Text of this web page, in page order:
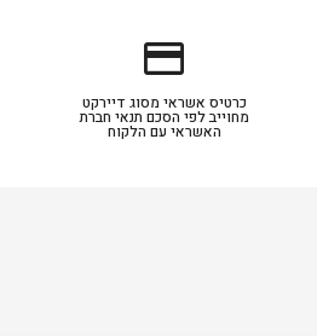
credit_card
כרטיס אשראי מסוג דיירקט
מחוייב לפי הסכם תנאי חברת
האשראי עם הלקוח